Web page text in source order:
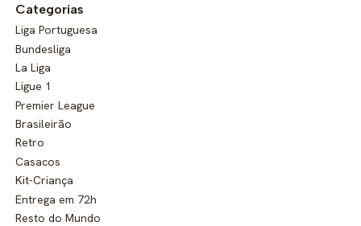
Categorias
Liga Portuguesa
Bundesliga
La Liga
Ligue 1
Premier League
Brasileirão
Retro
Casacos
Kit-Criança
Entrega em 72h
Resto do Mundo